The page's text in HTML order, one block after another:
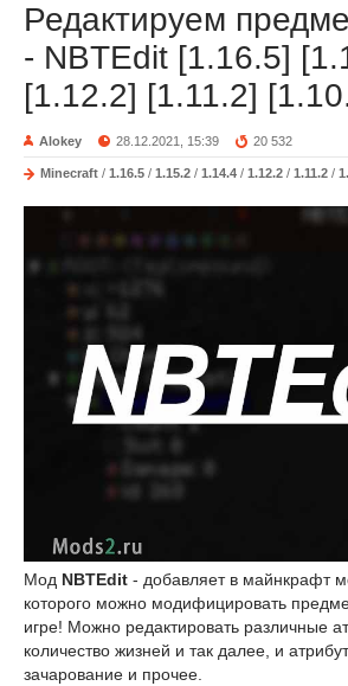
Редактируем
- NBTEdit [1.16.5]
[1.12.2] [1.11.2]
Alokey 28.12.2021, 15:39 20 532
Minecraft / 1.16.5 / 1.15.2 / 1.14.4 / 1.12.2 / 1.11.2 /
Мод NBTEdit - добавляет в майнкрафт
которого можно модифицировать
игре! Можно редактировать различные
количество жизней и так далее, и
зачарование и прочее.